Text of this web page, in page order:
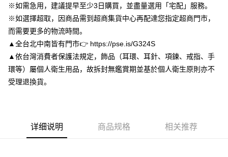
窗。
2. 進行簡訊驗證之後，即可完成結帳手續。
3. 訂單確認後不需事先繳費，商品會配送至您的指定地址。
4. 下訂完成後，您的手機會收到一封繳費通知簡訊，APP會員則會收到
AFTEE APP推播通知。
5. 收到商品當下無需繳費，確認無誤後，請再利用繳費通知簡訊或AFTEE
APP於四大便利商店‧ATM/網銀等方式進行付款。
請留意繳費期限為 14 天。唯有下載 AFTEE App 成為 AFTEE 會員者方能享
有最長 45 天內付款之服務。
夠在期限內收到商品(例如:預購商品或預計到貨時間較長者)。因此無論收到
商品與否，仍需要請您在AFTEE規定的時間內完成繳費。
运送方式
付款後全家取貨
每笔NT$80，满NT$3,000(含以上)免运费
付款後7-11取貨
每笔NT$80，满NT$3,000(含以上)免运费
離島宅配
※如需急用，建議提早至少3日購買，並盡量選用「宅配」服務。
※如選擇超取，因商品需到超商集貨中心再配達您指定超商門市，
而需要更多的物流時間。
▲全台北中南皆有門市👉 https://pse.is/G324S
▲依台灣消費者保護法規定，飾品（耳環、耳針、項鍊、戒指、手
環等）屬個人衛生用品，故拆封無鑑賞期並基於個人衛生原則亦不
受理退換貨。
详细说明 商品规格 相关推荐